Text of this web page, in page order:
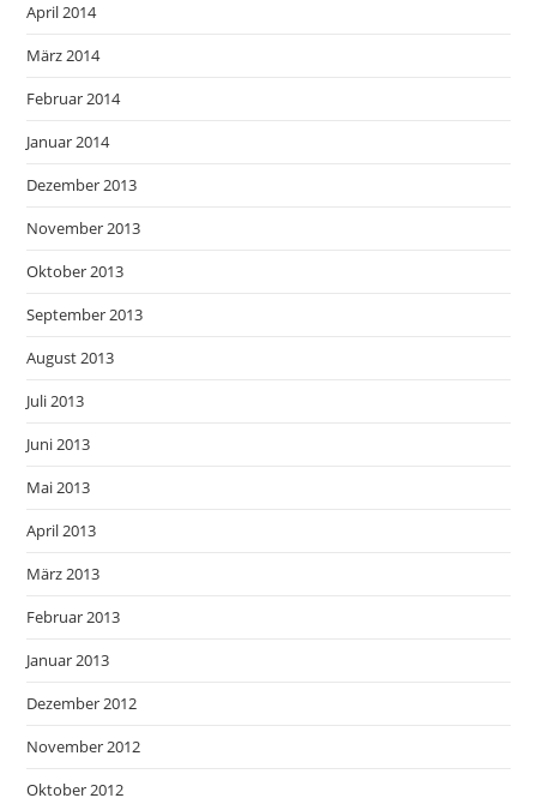
April 2014
März 2014
Februar 2014
Januar 2014
Dezember 2013
November 2013
Oktober 2013
September 2013
August 2013
Juli 2013
Juni 2013
Mai 2013
April 2013
März 2013
Februar 2013
Januar 2013
Dezember 2012
November 2012
Oktober 2012